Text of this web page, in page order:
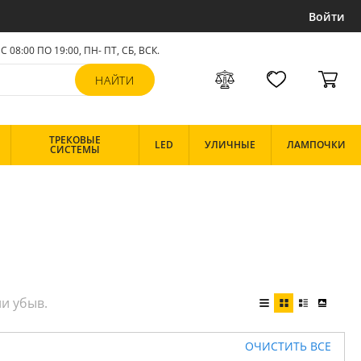
Войти
С 08:00 ПО 19:00, ПН- ПТ, СБ, ВСК.
ТРЕКОВЫЕ
СИСТЕМЫ LED УЛИЧНЫЕ ЛАМПОЧКИ
ОЧИСТИТЬ ВСЕ